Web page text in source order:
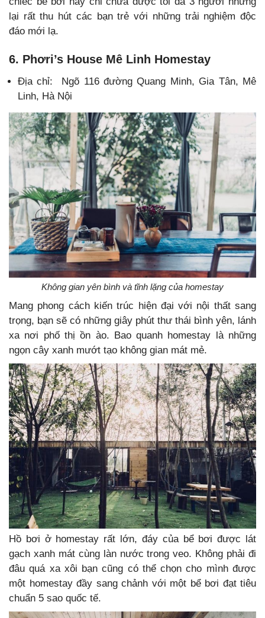
lại rất thu hút các bạn trẻ với những trải nghiệm độc
đáo mới lạ.
6. Phơri’s House Mê Linh Homestay
Địa chỉ: Ngõ 116 đường Quang Minh, Gia Tân, Mê
Linh, Hà Nội
Không gian yên bình và tĩnh lặng của homestay
Mang phong cách kiến trúc hiện đại với nội thất sang
trọng, bạn sẽ có những giây phút thư thái bình yên, lánh
xa nơi phố thị ồn ào. Bao quanh homestay là những
ngọn cây xanh mướt tạo không gian mát mẻ.
Hồ bơi ở homestay rất lớn, đáy của bể bơi được lát
gạch xanh mát cùng làn nước trong veo. Không phải đi
đâu quá xa xôi bạn cũng có thể chọn cho mình được
một homestay đầy sang chảnh với một bể bơi đạt tiêu
chuẩn 5 sao quốc tế.